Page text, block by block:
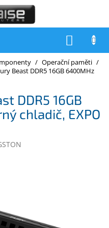
/ Operační paměti /
Beast DDR5 16GB 6400MHz
DDR5 16GB
chladič, EXPO